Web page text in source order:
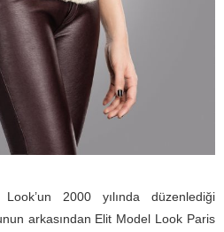
2000 yılında düzenlediği
arkasından Elit Model Look Paris